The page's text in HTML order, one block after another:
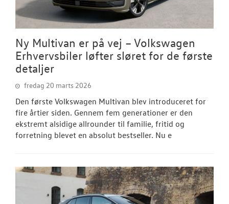
Ny Multivan er på vej – Volkswagen
Erhvervsbiler løfter sløret for de første
detaljer
fredag 20 marts 2026
Den første Volkswagen Multivan blev introduceret for
fire årtier siden. Gennem fem generationer er den
ekstremt alsidige allrounder til familie, fritid og
forretning blevet en absolut bestseller. Nu e